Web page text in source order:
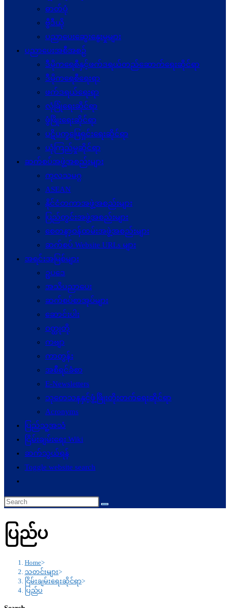
ဓာတ်ပုံ
ဗွီဒီယို
ပညာပေးဆွေးနွေးမှုများ
ပညာပေးအစီအစဉ်
ဒီမိုကရေစီနှင့်ဖက်ဒရယ်တည်ဆောက်ရေးဆိုင်ရာ
ဒီမိုကရေစီရေးရာ
ဖက်ဒရယ်ရေးရာ
လုံခြုံရေးဆိုင်ရာ
ဖွံဖြိုးရေးဆိုင်ရာ
ပဋိပက္ခ‌ဖြေရှင်းရေးဆိုင်ရာ
ယုံကြည်မှုဆိုင်ရာ
ဆက်စပ်အဖွဲ့အစည်းများ
ကုလသမဂ္ဂ
ASEAN
နိုင်ငံတကာအဖွဲ့အစည်းများ
ပြည်တွင်းအဖွဲ့အစည်းများ
စေတနာ့ဝန်ထမ်းအဖွဲ့အစည်းများ
ဆက်စပ် Website URLs များ
အရင်းအမြစ်များ
ဥပဒေ
အသိပညာပေး
ဆက်စပ်စာအုပ်များ
ဆောင်းပါး
ဝတ္ထုတို
ကဗျာ
ကာတွန်း
အစီရင်ခံစာ
E-Newsletters
သုတေသနနှင့်ဖွံ့ဖြိုးတိုးတက်ရေးဆိုင်ရာ
Acronyms
ပြည်သူ့အသံ
ငြိမ်းချမ်းရေး Wiki
ဆက်သွယ်ရန်
Toggle website search
ပြည်ပ
Home>
သတင်းများ>
ငြိမ်းချမ်းရေးဆိုင်ရာ>
ပြည်ပ